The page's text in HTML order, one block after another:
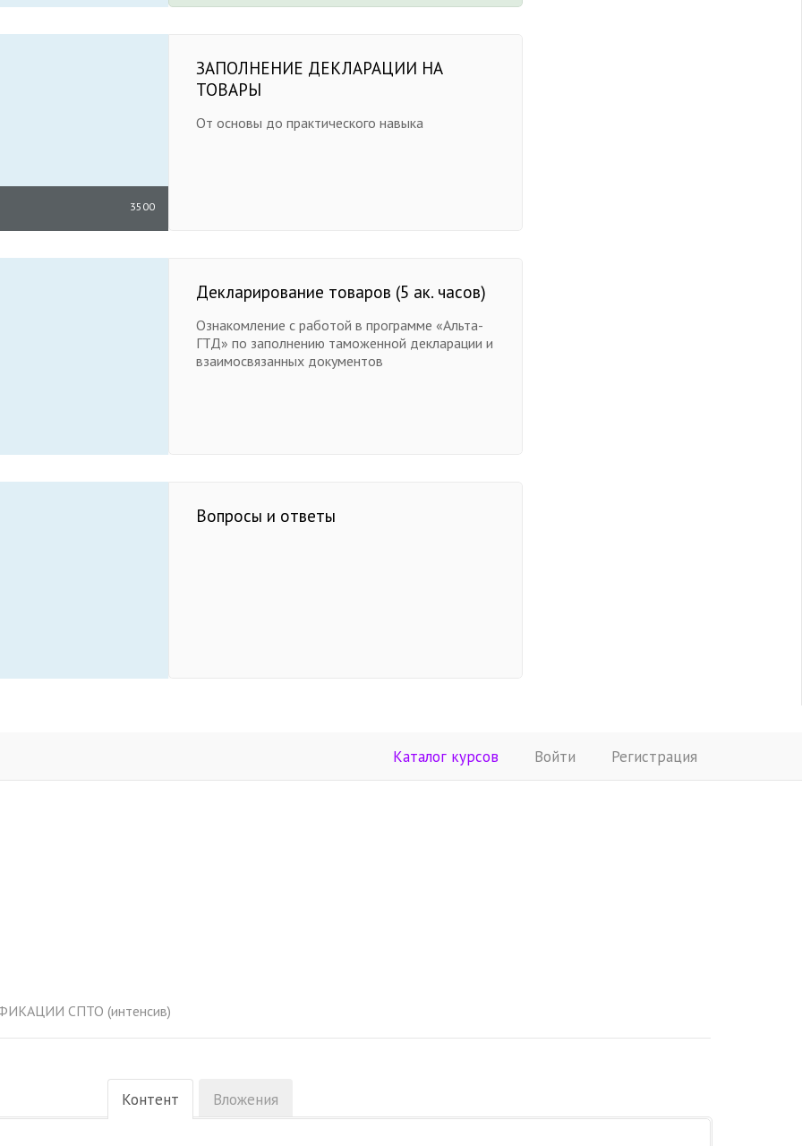
3500
ЗАПОЛНЕНИЕ ДЕКЛАРАЦИИ НА
ТОВАРЫ
От основы до практического навыка
Декларирование товаров (5 ак. часов)
Ознакомление с работой в программе «Альта-
ГТД» по заполнению таможенной декларации и
взаимосвязанных документов
Вопросы и ответы
Каталог курсов Войти Регистрация
СПТО (интенсив)
Контент Вложения